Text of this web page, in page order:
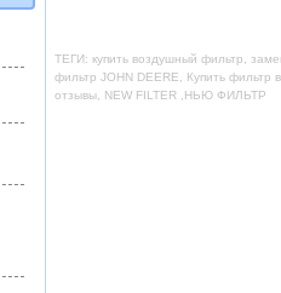
ТЕГИ: купить воздушный фильтр,
фильтр JOHN DEERE, Купить фильтр
отзывы, NEW FILTER ,НЬЮ ФИЛЬТР